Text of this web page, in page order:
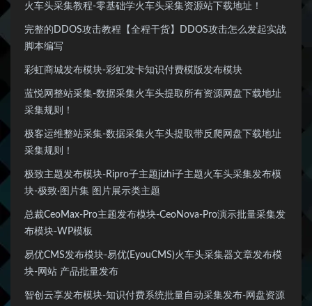
火车头采集教程-零基础学火车头采集资源站下载地址！
完整的DDOS攻击教程【全程干货】DDOS攻击怎么发起实战
脚本编写
彩虹商城发布模块-彩虹发卡知识付费模版发布模块
蓝悦网整站采集-数据采集火车头提取所有资源网盘下载地址
采集规则！
极客运维整站采集-数据采集火车头提取带反爬网盘下载地址
采集规则！
极致主题发布模块-Ripro子主题jizhi子主题火车头采集发布模
块-极致·图片集 图片展示类主题
总裁CeoMax-Pro主题发布模块-CeoNova-Pro演示批量采集发
布模块-WP模板
易优CMS发布模块-易优(EyouCMS)火车头采集器文章发布模
块-网站 产品批量发布
智创云享发布模块-知识付费系统批量自动采集发布-网盘资源